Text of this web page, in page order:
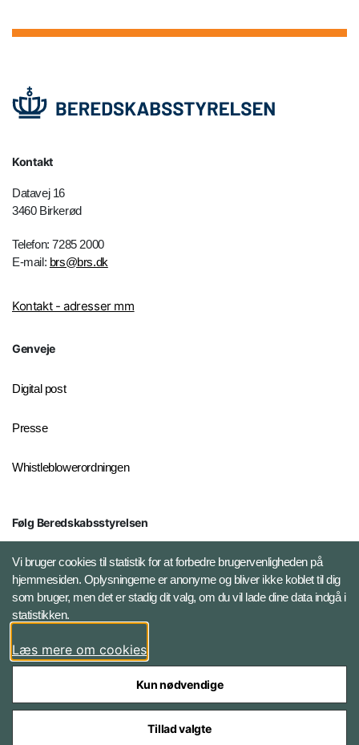
Kontakt
Datavej 16
3460 Birkerød
Telefon: 7285 2000
E-mail: brs@brs.dk
Kontakt - adresser mm
Genveje
Digital post
Presse
Whistleblowerordningen
Følg Beredskabsstyrelsen
X BRSdk
LinkedIn BRS-profil
Vi bruger cookies til statistik for at forbedre brugervenligheden på
hjemmesiden. Oplysningerne er anonyme og bliver ikke koblet til dig
som bruger, men det er stadig dit valg, om du vil lade dine data indgå i
statistikken.
Læs mere om cookies
Kun nødvendige
Tillad valgte